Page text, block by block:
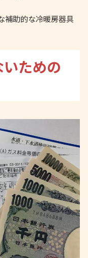
補助的な冷暖房器具
ための